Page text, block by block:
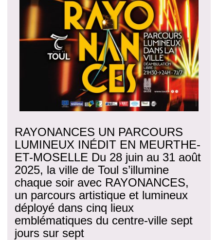
RAYONANCES UN PARCOURS
LUMINEUX INÉDIT EN MEURTHE-
ET-MOSELLE Du 28 juin au 31 août
2025, la ville de Toul s’illumine
chaque soir avec RAYONANCES,
un parcours artistique et lumineux
déployé dans cinq lieux
emblématiques du centre-ville sept
jours sur sept